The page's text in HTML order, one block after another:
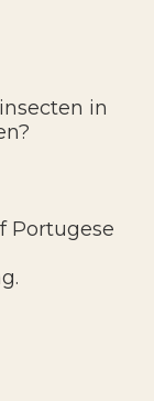
keuze
in